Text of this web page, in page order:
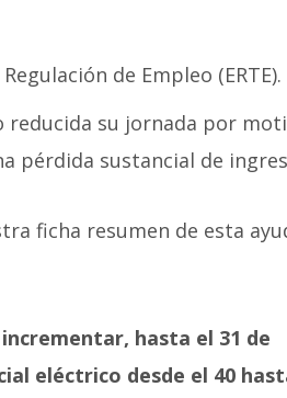
de Empleo (ERTE).
reducida su jornada por
pérdida sustancial de
ficha resumen de esta
hasta el 31 de
eléctrico desde el 40